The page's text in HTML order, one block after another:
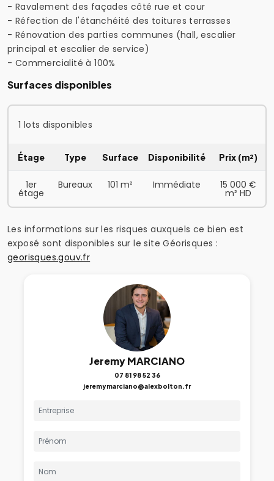
- Ravalement des façades côté rue et cour
- Réfection de l'étanchéité des toitures terrasses
- Rénovation des parties communes (hall, escalier
principal et escalier de service)
- Commercialité à 100%
Surfaces disponibles
1 lots disponibles
Étage Type Surface Disponibilité Prix (m²)
1er
étage
Bureaux 101 m² Immédiate 15 000 €
m² HD
Les informations sur les risques auxquels ce bien est
exposé sont disponibles sur le site Géorisques :
georisques.gouv.fr
Jeremy MARCIANO
07 81 98 52 36
jeremymarciano@alexbolton.fr